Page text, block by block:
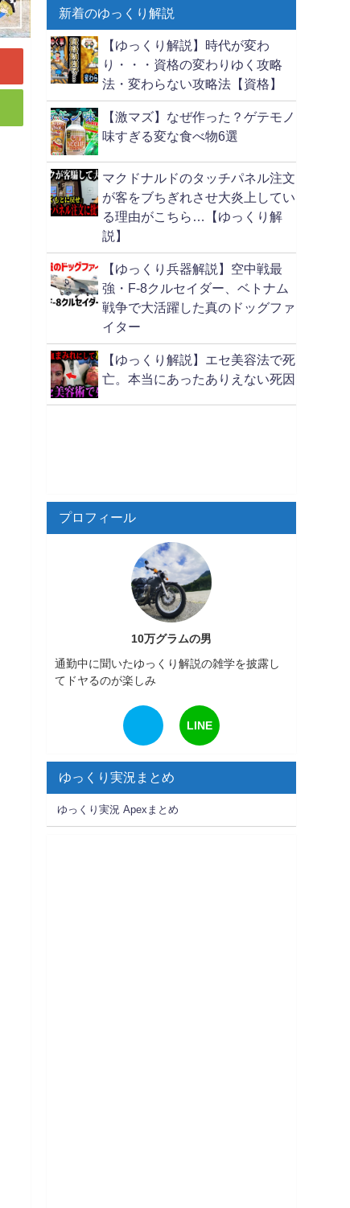
新着のゆっくり解説
【ゆっくり解説】時代が変わ
り・・・資格の変わりゆく攻略
法・変わらない攻略法【資格】
【激マズ】なぜ作った？ゲテモノ
味すぎる変な食べ物6選
マクドナルドのタッチパネル注文
が客をブちぎれさせ大炎上してい
る理由がこちら…【ゆっくり解
説】
【ゆっくり兵器解説】空中戦最
強・F-8クルセイダー、ベトナム
戦争で大活躍した真のドッグファ
イター
【ゆっくり解説】エセ美容法で死
亡。本当にあったありえない死因
プロフィール
10万グラムの男
通勤中に聞いたゆっくり解説の雑学を披露し
てドヤるのが楽しみ
LINE
ゆっくり実況まとめ
ゆっくり実況 Apexまとめ